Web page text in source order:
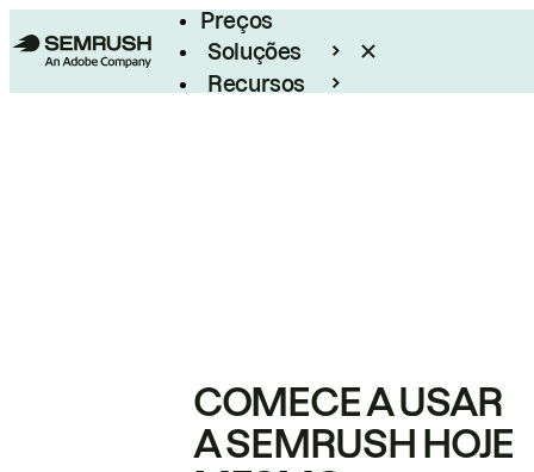
Preços
Soluções
Recursos
COMECE A USAR
A SEMRUSH HOJE